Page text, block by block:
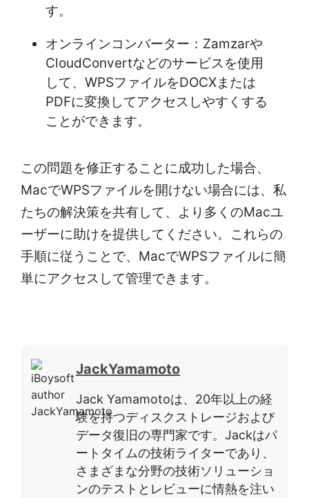
す。
オンラインコンバーター：Zamzarや
CloudConvertなどのサービスを使用
して、WPSファイルをDOCXまたは
PDFに変換してアクセスしやすくする
ことができます。
この問題を修正することに成功した場合、
MacでWPSファイルを開けない場合には、私
たちの解決策を共有して、より多くのMacユ
ーザーに助けを提供してください。これらの
手順に従うことで、MacでWPSファイルに簡
単にアクセスして管理できます。
JackYamamoto
Jack Yamamotoは、20年以上の経
験を持つディスクストレージおよび
データ復旧の専門家です。Jackはパ
ートタイムの技術ライターであり、
さまざまな分野の技術ソリューショ
ンのテストとレビューに情熱を注い